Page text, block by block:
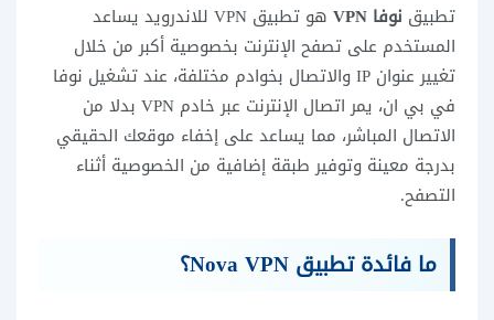
تطبيق نوفا VPN
هو تطبيق VPN للاندرويد يساعد
المستخدم على تصفح الإنترنت بخصوصية أكبر من خلال
تغيير عنوان IP والاتصال بخوادم مختلفة، عند تشغيل نوفا
في بي ان، يمر اتصال الإنترنت عبر خادم VPN بدلا من
الاتصال المباشر، مما يساعد على إخفاء موقعك الحقيقي
بدرجة معينة وتوفير طبقة إضافية من الخصوصية أثناء
التصفح.
ما فائدة تطبيق Nova VPN؟